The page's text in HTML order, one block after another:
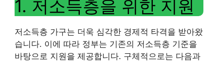
1. 저소득층을 위한 지원
저소득층 가구는 더욱 심각한 경제적 타격을 받아왔
습니다. 이에 따라 정부는 기존의 저소득층 기준을
바탕으로 지원을 제공합니다. 구체적으로는 다음과